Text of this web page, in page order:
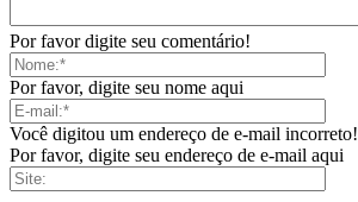
Por favor digite seu comentário!
Por favor, digite seu nome aqui
Você digitou um endereço de e-mail incorreto!
Por favor, digite seu endereço de e-mail aqui